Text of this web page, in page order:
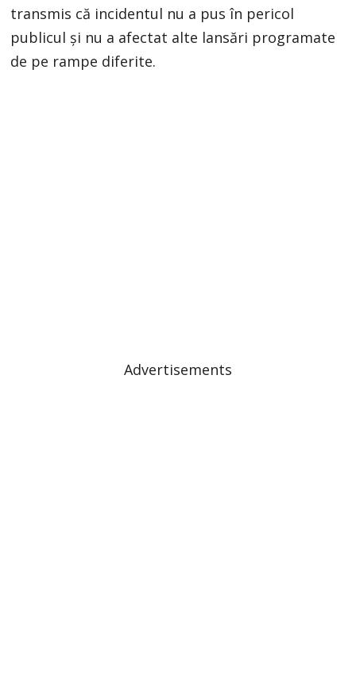
transmis că incidentul nu a pus în pericol
publicul și nu a afectat alte lansări programate
de pe rampe diferite.
Advertisements